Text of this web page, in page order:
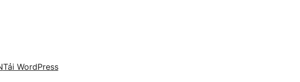
Tải WordPress